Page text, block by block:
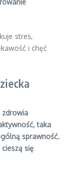
stres,
i chęć
zdrowia
taka
sprawność.
się